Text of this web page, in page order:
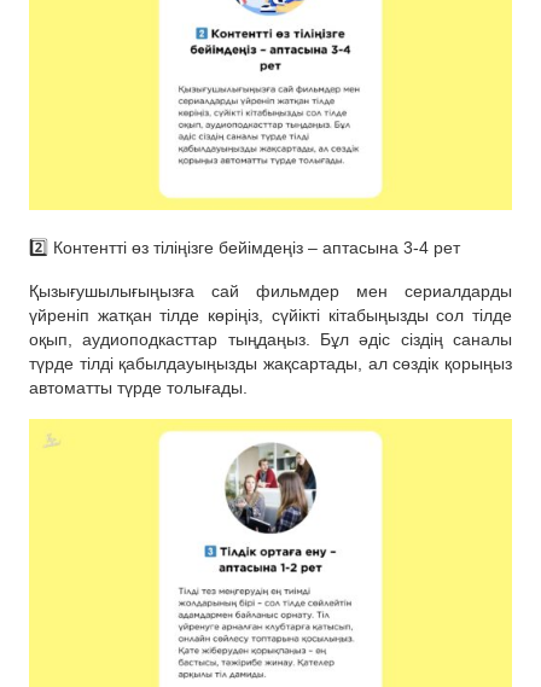
2️⃣ Контентті өз тіліңізге бейімдеңіз – аптасына 3-4 рет
Қызығушылығыңызға сай фильмдер мен сериалдарды
үйреніп жатқан тілде көріңіз, сүйікті кітабыңызды сол тілде
оқып, аудиоподкасттар тыңдаңыз. Бұл әдіс сіздің саналы
түрде тілді қабылдауыңызды жақсартады, ал сөздік қорыңыз
автоматты түрде толығады.